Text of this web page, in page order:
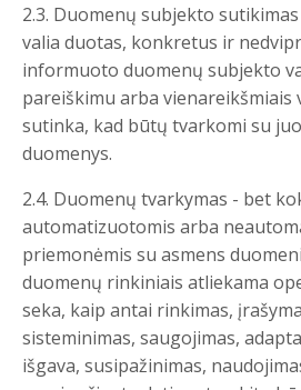
2.3. Duomenų subjekto
valia duotas, konkretus ir
informuoto duomenų subjekto
pareiškimu arba vienareikšmiais
sutinka, kad būtų tvarkomi su
duomenys.
2.4. Duomenų tvarkymas - bet
automatizuotomis arba
priemonėmis su asmens
duomenų rinkiniais atliekama
seka, kaip antai rinkimas,
sisteminimas, saugojimas,
išgava, susipažinimas,